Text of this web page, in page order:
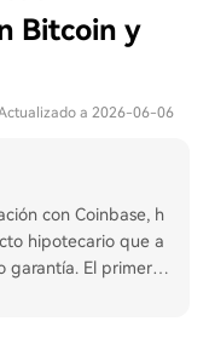
Bitcoin y
a 2026-06-06
con Coinbase, h
hipotecario que a
garantía. El primer p